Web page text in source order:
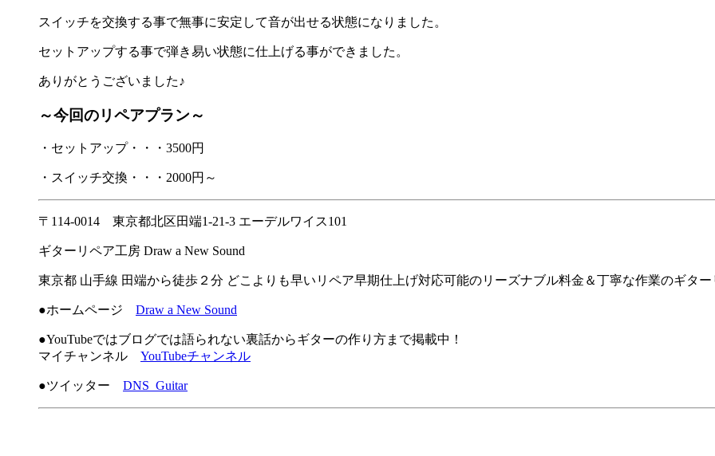
スイッチを交換する事で無事に安定して音が出せる状態になりました。
セットアップする事で弾き易い状態に仕上げる事ができました。
ありがとうございました♪
～今回のリペアプラン～
・セットアップ・・・3500円
・スイッチ交換・・・2000円～
〒114-0014 東京都北区田端1-21-3 エーデルワイス101
ギターリペア工房 Draw a New Sound
東京都 山手線 田端から徒歩２分 どこよりも早いリペア早期仕上げ対応可能のリーズナブル料金＆丁寧な作業のギタ
●ホームページ Draw a New Sound
●YouTubeではブログでは語られない裏話からギターの作り方まで掲載中！
マイチャンネル YouTubeチャンネル
●ツイッター DNS_Guitar